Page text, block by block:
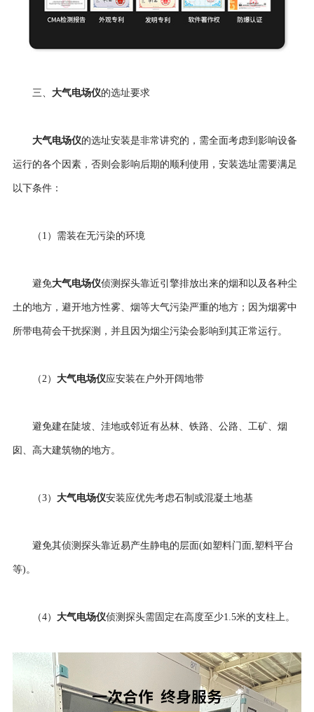
三、 大气电场仪的选址要求
大气电场仪的选址安装是非常讲究的，需全面考虑到影响设备
运行的各个因素，否则会影响后期的顺利使用，安装选址需要满足
以下条件：
（1）需装在无污染的环境
避免大气电场仪侦测探头靠近引擎排放出来的烟和以及各种尘
土的地方，避开地方性雾、烟等大气污染严重的地方；因为烟雾中
所带电荷会干扰探测，并且因为烟尘污染会影响到其正常运行。
（2） 大气电场仪应安装在户外开阔地带
避免建在陡坡、洼地或邻近有丛林、铁路、公路、工矿、烟
囱、高大建筑物的地方。
（3） 大气电场仪安装应优先考虑石制或混凝土地基
避免其侦测探头靠近易产生静电的层面(如塑料门面,塑料平台
等)。
（4） 大气电场仪侦测探头需固定在高度至少1.5米的支柱上。